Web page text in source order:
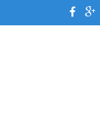
Hình ẢnhLễ Cúng